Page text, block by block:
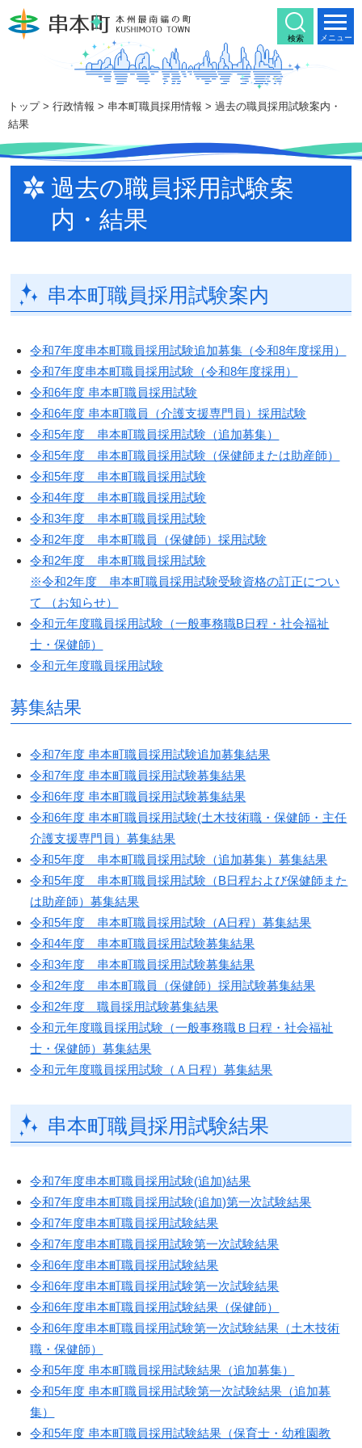
文
メニュー
トップ> 行政情報 > 串本町職員採用情報 > 過去の職員採用試験案内・
結果
検索
過去の職員採用試験案
内・結果
串本町職員採用試験案内
令和7年度串本町職員採用試験追加募集（令和8年度採用）
令和7年度串本町職員採用試験（令和8年度採用）
令和6年度 串本町職員採用試験
令和6年度 串本町職員（介護支援専門員）採用試験
令和5年度 串本町職員採用試験（追加募集）
令和5年度 串本町職員採用試験（保健師または助産師）
令和5年度 串本町職員採用試験
令和4年度 串本町職員採用試験
令和3年度 串本町職員採用試験
令和2年度 串本町職員（保健師）採用試験
令和2年度 串本町職員採用試験
※令和2年度 串本町職員採用試験受験資格の訂正につい
て （お知らせ）
令和元年度職員採用試験（一般事務職B日程・社会福祉
士・保健師）
令和元年度職員採用試験
募集結果
令和7年度 串本町職員採用試験追加募集結果
令和7年度 串本町職員採用試験募集結果
令和6年度 串本町職員採用試験募集結果
令和6年度 串本町職員採用試験(土木技術職・保健師・主任
介護支援専門員）募集結果
令和5年度 串本町職員採用試験（追加募集）募集結果
令和5年度 串本町職員採用試験（B日程および保健師また
は助産師）募集結果
令和5年度 串本町職員採用試験（A日程）募集結果
令和4年度 串本町職員採用試験募集結果
令和3年度 串本町職員採用試験募集結果
令和2年度 串本町職員（保健師）採用試験募集結果
令和2年度 職員採用試験募集結果
令和元年度職員採用試験（一般事務職Ｂ日程・社会福祉
士・保健師）募集結果
令和元年度職員採用試験（Ａ日程）募集結果
串本町職員採用試験結果
令和7年度串本町職員採用試験(追加)結果
令和7年度串本町職員採用試験(追加)第一次試験結果
令和7年度串本町職員採用試験結果
​令和7年度串本町職員採用試験第一次試験結果
令和6年度串本町職員採用試験結果
令和6年度串本町職員採用試験第一次試験結果
令和6年度串本町職員採用試験結果（保健師）
令和6年度串本町職員採用試験第一次試験結果（土木技術
職・保健師）
令和5年度 串本町職員採用試験結果（追加募集）
令和5年度 串本町職員採用試験第一次試験結果（追加募
集）
令和5年度 串本町職員採用試験結果（保育士・幼稚園教